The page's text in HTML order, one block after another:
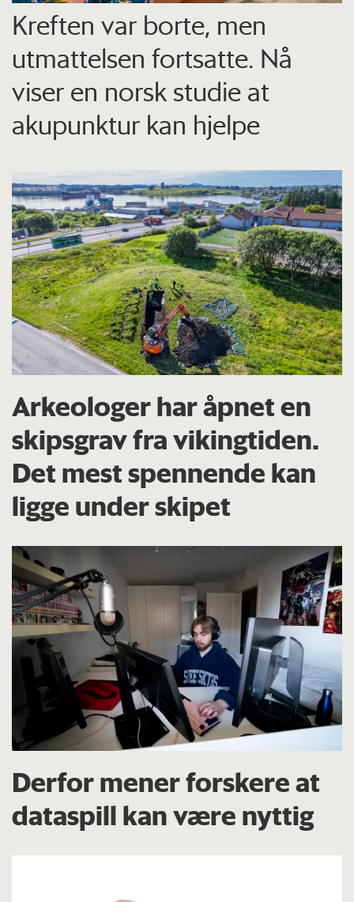
Kreften var borte, men
utmattelsen fortsatte. Nå
viser en norsk studie at
akupunktur kan hjelpe
Arkeologer har åpnet en
skipsgrav fra vikingtiden.
Det mest spennende kan
ligge under skipet
Derfor mener forskere at
dataspill kan være nyttig